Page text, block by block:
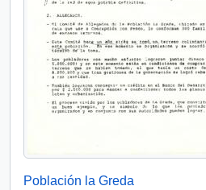
Población la Greda